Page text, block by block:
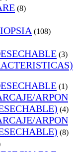
(8)
(108)
(3)
(1)
ARPON
(4)
ARPON
(8)